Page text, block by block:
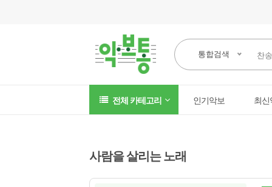
통합검색
전체 카테고리 인기악보 최
사람을 살리는 노래